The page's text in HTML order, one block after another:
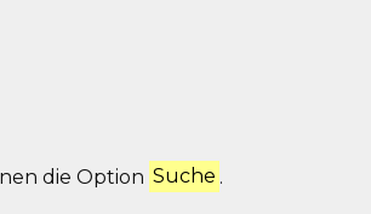
die Option Suche .